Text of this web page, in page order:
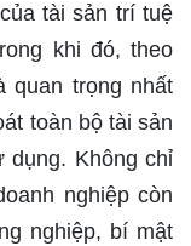
tài sản trí tuệ
khi đó, theo
quan trọng nhất
toàn bộ tài sản
Không chỉ
nghiệp còn
nghiệp, bí mật